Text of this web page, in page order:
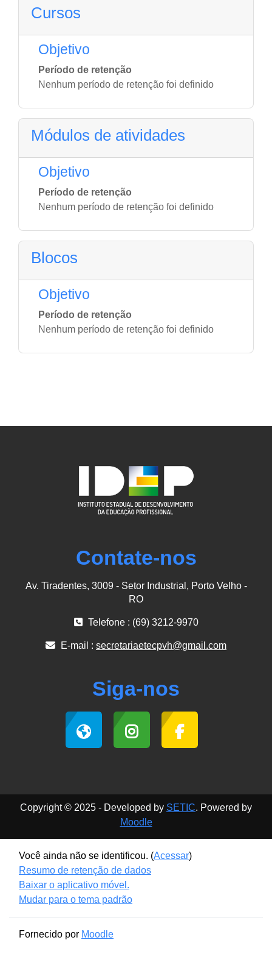
Cursos
Objetivo
Período de retenção
Nenhum período de retenção foi definido
Módulos de atividades
Objetivo
Período de retenção
Nenhum período de retenção foi definido
Blocos
Objetivo
Período de retenção
Nenhum período de retenção foi definido
Contate-nos
Av. Tiradentes, 3009 - Setor Industrial, Porto Velho -
RO
Telefone : (69) 3212-9970
E-mail : secretariaetecpvh@gmail.com
Siga-nos
Copyright © 2025 - Developed by SETIC. Powered by
Moodle
Você ainda não se identificou. (Acessar)
Resumo de retenção de dados
Baixar o aplicativo móvel.
Mudar para o tema padrão
Fornecido por Moodle